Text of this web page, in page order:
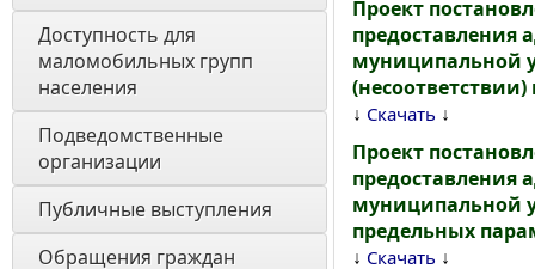
Доступность для
маломобильных групп
населения
Подведомственные
организации
Публичные выступления
Обращения граждан
Проект
предоставления
муниципальной
↓ Скачать ↓
Проект
предоставления
муниципальной
предельных
↓ Скачать ↓